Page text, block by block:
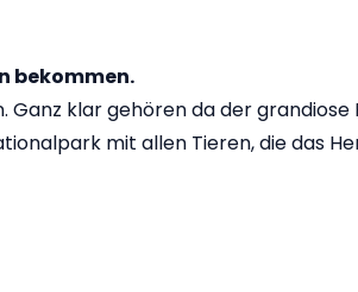
bekommen.
klar gehören da der grandiose
mit allen Tieren, die das